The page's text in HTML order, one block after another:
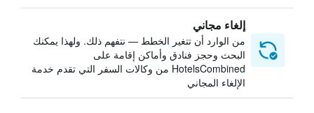
إلغاء مجاني
من الوارد أن تتغير الخطط — نتفهم ذلك. ولهذا يمكنك
البحث وحجز فنادق وأماكن إقامة على
HotelsCombined من وكالات السفر التي تقدم خدمة
الإلغاء المجاني